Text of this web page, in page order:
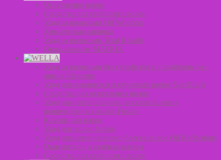
Осветление волос
Средства для стайлинга волос
Уход за волосами Oil Wonders
Химическая завивка
Уход за волосами Total Results
Окрашивание MATRIX
Уход за волосами без сульфатов и парабенов эко-
линия Elements
Уход для вьющихся и кудрявых волос NutriCurls
Средства для осветления волос
Уход для интенсивного восстановления
поврежденных волос Fusion
Краски для волос
Уход для волос Invigo
Уход для интенсивного блеска волос Oil Reflections
Окислители и стабилизаторы
Средства для стайлинга волос